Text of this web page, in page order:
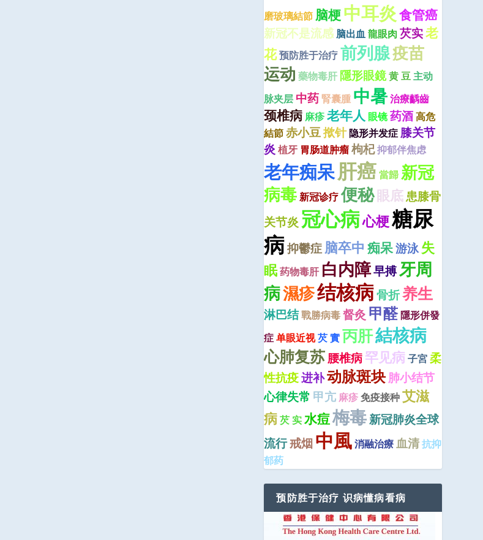
磨玻璃結節 脑梗中耳炎食管癌
新冠不是流感 脑出血龍眼肉 芡实老
花预防胜于治疗前列腺疫苗
运动 藥物毒肝 隱形眼鏡黄 豆主动
脉夹层 中药腎囊腫 中暑治療齲齒
颈椎病 麻疹老年人 眼镜药酒高危
結節赤小豆揿针隐形并发症 膝关节
炎 植牙 胃肠道肿瘤枸杞抑郁伴焦虑
老年痴呆肝癌當歸 新冠
病毒新冠诊疗便秘眼底患膝骨
关节炎 冠心病心梗糖尿
病抑鬱症脑卒中 痴呆游泳失
眠药物毒肝 白内障早搏牙周
病濕疹结核病骨折养生
淋巴结戰勝病毒督灸 甲醛隱形併發
症单眼近视芡 實丙肝結核病
心肺复苏腰椎病罕见病子宮柔
性抗疫进补动脉斑块肺小结节
心律失常 甲亢 麻疹免疫接种艾滋
病芡 实水痘梅毒新冠肺炎全球
流行戒烟中風消融治療血清抗抑
郁药
预防胜于治疗 识病懂病看病